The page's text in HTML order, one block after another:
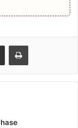
Share via Email Print